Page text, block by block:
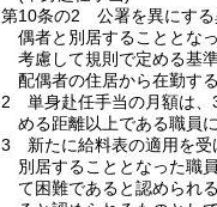
第10条の2
公署を異にす
偶者と別居することとな
考慮して規則で定める基
配偶者の住居から在勤す
2
単身赴任手当の月額は、
める距離以上である職員
3
新たに給料表の適用を
別居することとなった職
て困難であると認められ